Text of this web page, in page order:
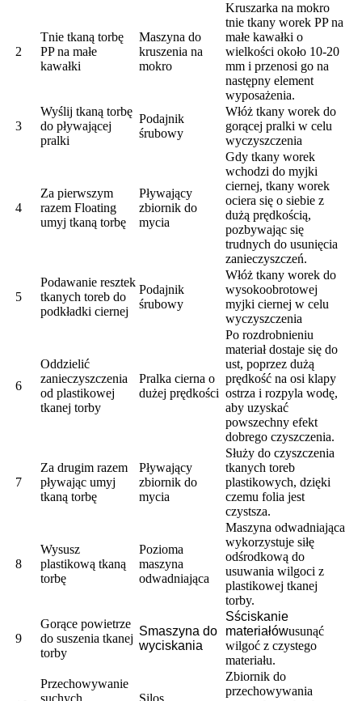
2
Tnie tkaną torbę
PP na małe
kawałki
Maszyna do
kruszenia na
mokro
Kruszarka na mokro
tnie tkany worek PP na
małe kawałki o
wielkości około 10-20
mm i przenosi go na
następny element
wyposażenia.
3
Wyślij tkaną torbę
do pływającej
pralki
Podajnik
śrubowy
Włóż tkany worek do
gorącej pralki w celu
wyczyszczenia
4
Za pierwszym
razem Floating
umyj tkaną torbę
Pływający
zbiornik do
mycia
Gdy tkany worek
wchodzi do myjki
ciernej, tkany worek
ociera się o siebie z
dużą prędkością,
pozbywając się
trudnych do usunięcia
zanieczyszczeń.
5
Podawanie resztek
tkanych toreb do
podkładki ciernej
Podajnik
śrubowy
Włóż tkany worek do
wysokoobrotowej
myjki ciernej w celu
wyczyszczenia
6
Oddzielić
zanieczyszczenia
od plastikowej
tkanej torby
Pralka cierna o
dużej prędkości
Po rozdrobnieniu
materiał dostaje się do
ust, poprzez dużą
prędkość na osi klapy
ostrza i rozpyla wodę,
aby uzyskać
powszechny efekt
dobrego czyszczenia.
7
Za drugim razem
pływając umyj
tkaną torbę
Pływający
zbiornik do
mycia
Służy do czyszczenia
tkanych toreb
plastikowych, dzięki
czemu folia jest
czystsza.
8
Wysusz
plastikową tkaną
torbę
Pozioma
maszyna
odwadniająca
Maszyna odwadniająca
wykorzystuje siłę
odśrodkową do
usuwania wilgoci z
plastikowej tkanej
torby.
9
Gorące powietrze
do suszenia tkanej
torby
Smaszyna do
wyciskania
Sściskanie
materiałówusunąć
wilgoć z czystego
materiału.
Przechowywanie
Zbiornik do
przechowywania